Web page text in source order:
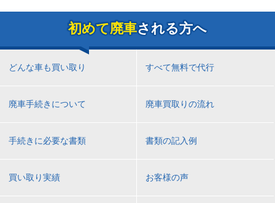
初めて廃車される方へ
どんな車も買い取り すべて無料で代行
廃車手続きについて 廃車買取りの流れ
手続きに必要な書類 書類の記入例
買い取り実績 お客様の声